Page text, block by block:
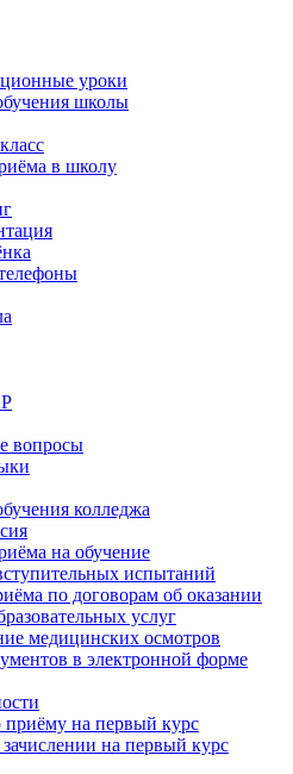
уроки
школы
в школу
вопросы
колледжа
на обучение
испытаний
по договорам об оказании
услуг
медицинских осмотров
в электронной форме
на первый курс
на первый курс